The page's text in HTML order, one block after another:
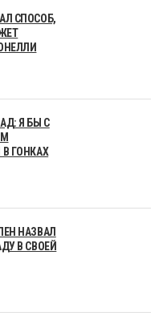
СПОСОБ,
Я БЫ С
ГОНКАХ
НАЗВАЛ
В СВОЕЙ